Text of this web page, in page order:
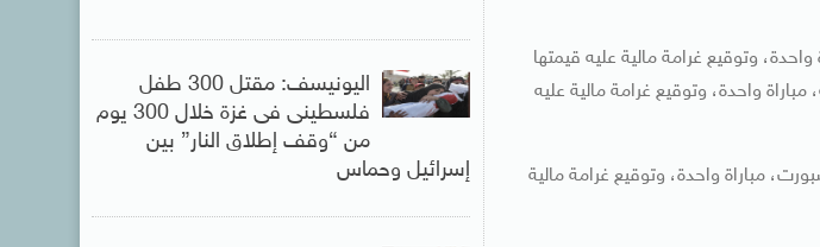
وتوقيع غرامة مالية عليه قيمتها
واحدة، وتوقيع غرامة مالية عليه
مباراة واحدة، وتوقيع غرامة مالية
اليونيسف: مقتل 300 طفل
فلسطينى فى غزة خلال 300 يوم
من “وقف إطلاق النار” بين
إسرائيل وحماس